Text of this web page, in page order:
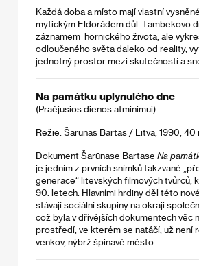
Každá doba a místo mají vlastní
mytickým Eldorádem důl. Tambekovo
záznamem hornického života, ale
odloučeného světa daleko od reality,
jednotný prostor mezi skutečností a
Na památku uplynulého dne
(Praėjusios dienos atminimui)
Režie: Šarūnas Bartas / Litva, 1990, 40
Dokument Šarūnase Bartase Na
je jedním z prvních snímků takzvané
generace“ litevských filmových tvůrců,
90. letech. Hlavními hrdiny děl této
stávají sociální skupiny na okraji
což byla v dřívějších dokumentech věc
prostředí, ve kterém se natáčí, už není
venkov, nýbrž špinavé město.